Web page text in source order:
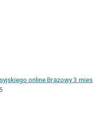
online Brązowy 3 mies.